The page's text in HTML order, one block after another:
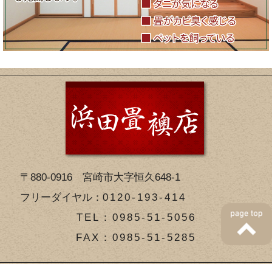
〒880-0916 宮崎市大字恒久648-1
フリーダイヤル： 0120-193-414
TEL：0985-51-5056
FAX：0985-51-5285